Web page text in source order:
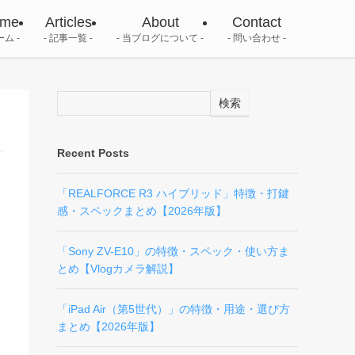
ム
Articles
記事一覧
About
当ブログについて
Contact
問い合わせ
検索
Recent Posts
「REALFORCE R3 ハイブリッド」特徴・打鍵
感・スペックまとめ【2026年版】
「Sony ZV-E10」の特徴・スペック・使い方ま
とめ【Vlogカメラ解説】
「iPad Air（第5世代）」の特徴・用途・選び方
まとめ【2026年版】